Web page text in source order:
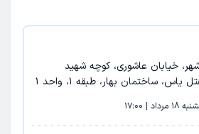
خیابان عاشوری، کوچه شهید
ساختمان بهار، طبقه 1، واحد 1
مرداد | 17:00